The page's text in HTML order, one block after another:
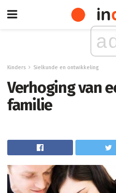
Kinders Sielkunde en ontwikkeling
Verhoging van
familie